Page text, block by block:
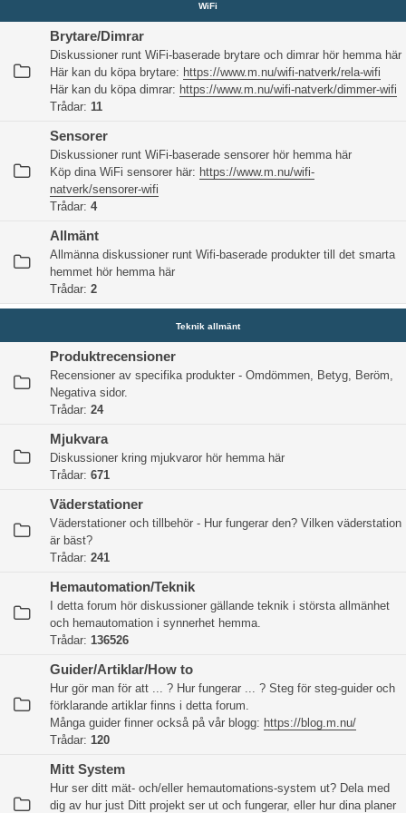
WiFi
Brytare/Dimrar
Diskussioner runt WiFi-baserade brytare och dimrar hör hemma här
Här kan du köpa brytare: https://www.m.nu/wifi-natverk/rela-wifi
Här kan du köpa dimrar: https://www.m.nu/wifi-natverk/dimmer-wifi
Trådar: 11
Sensorer
Diskussioner runt WiFi-baserade sensorer hör hemma här
Köp dina WiFi sensorer här: https://www.m.nu/wifi-
natverk/sensorer-wifi
Trådar: 4
Allmänt
Allmänna diskussioner runt Wifi-baserade produkter till det smarta
hemmet hör hemma här
Trådar: 2
Teknik allmänt
Produktrecensioner
Recensioner av specifika produkter - Omdömmen, Betyg, Beröm,
Negativa sidor.
Trådar: 24
Mjukvara
Diskussioner kring mjukvaror hör hemma här
Trådar: 671
Väderstationer
Väderstationer och tillbehör - Hur fungerar den? Vilken väderstation
är bäst?
Trådar: 241
Hemautomation/Teknik
I detta forum hör diskussioner gällande teknik i största allmänhet
och hemautomation i synnerhet hemma.
Trådar: 136526
Guider/Artiklar/How to
Hur gör man för att ... ? Hur fungerar ... ? Steg för steg-guider och
förklarande artiklar finns i detta forum.
Många guider finner också på vår blogg: https://blog.m.nu/
Trådar: 120
Mitt System
Hur ser ditt mät- och/eller hemautomations-system ut? Dela med
dig av hur just Ditt projekt ser ut och fungerar, eller hur dina planer